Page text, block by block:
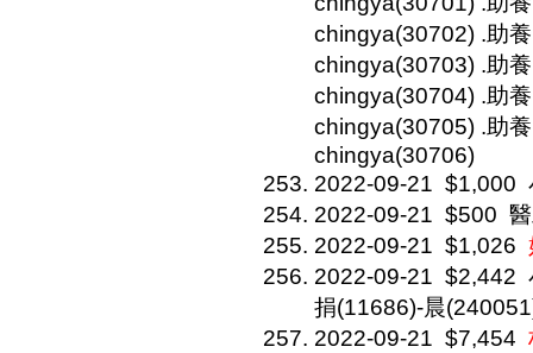
chingya(30702) .助
chingya(30703) .助
chingya(30704) .助
chingya(30705) .助
chingya(30706)
2022-09-21 $1,000
2022-09-21 $500
2022-09-21 $1,026
2022-09-21 $2,442
捐(11686)-晨
2022-09-21 $7,454